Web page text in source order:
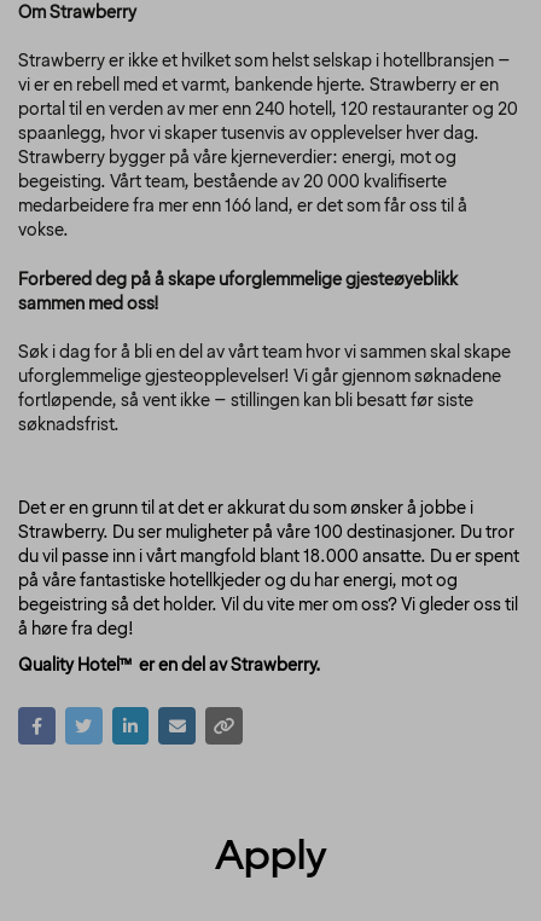
Om Strawberry
Strawberry er ikke et hvilket som helst selskap i hotellbransjen –
vi er en rebell med et varmt, bankende hjerte. Strawberry er en
portal til en verden av mer enn 240 hotell, 120 restauranter og 20
spaanlegg, hvor vi skaper tusenvis av opplevelser hver dag.
Strawberry bygger på våre kjerneverdier: energi, mot og
begeisting. Vårt team, bestående av 20 000 kvalifiserte
medarbeidere fra mer enn 166 land, er det som får oss til å
vokse.
Forbered deg på å skape uforglemmelige gjesteøyeblikk
sammen med oss!
Søk i dag for å bli en del av vårt team hvor vi sammen skal skape
uforglemmelige gjesteopplevelser! Vi går gjennom søknadene
fortløpende, så vent ikke – stillingen kan bli besatt før siste
søknadsfrist.
Det er en grunn til at det er akkurat du som ønsker å jobbe i
Strawberry. Du ser muligheter på våre 100 destinasjoner. Du tror
du vil passe inn i vårt mangfold blant 18.000 ansatte. Du er spent
på våre fantastiske hotellkjeder og du har energi, mot og
begeistring så det holder. Vil du vite mer om oss? Vi gleder oss til
å høre fra deg!
Quality Hotel™ er en del av Strawberry.
Apply